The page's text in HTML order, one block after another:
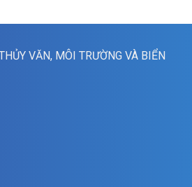
VĂN, MÔI TRƯỜNG VÀ BIỂN